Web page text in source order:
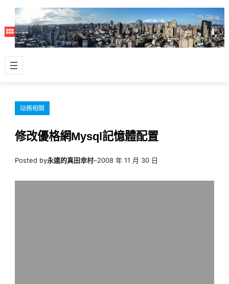
主
容
站務相關
修改優格網Mysql記憶體配置
Posted by永遠的真田幸村–2008 年 11 月 30 日